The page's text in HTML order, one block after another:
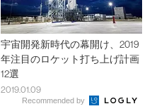
宇宙開発新時代の幕開け、2019
年注目のロケット打ち上げ計画
12選
2019.01.09
Recommended by